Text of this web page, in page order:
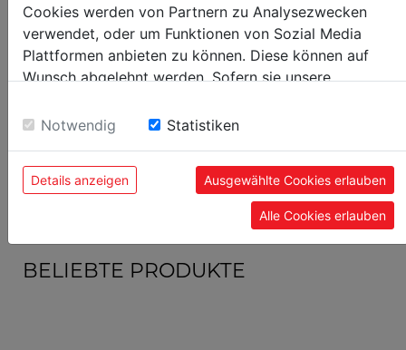
Verpackungsbreite in mm 0
Verpackungslänge in mm 0
Verpackungshöhe in mm
Allgemeine Daten
EAN Code 9120132141417
BELIEBTE PRODUKTE
Cookies werden von Partnern zu Analysezwecken
verwendet, oder um Funktionen von Sozial Media
Plattformen anbieten zu können. Diese können auf
Wunsch abgelehnt werden. Sofern sie unsere
unseren Cookies.
Notwendig Statistiken
Details anzeigen Ausgewählte Cookies erlauben
Alle Cookies erlauben